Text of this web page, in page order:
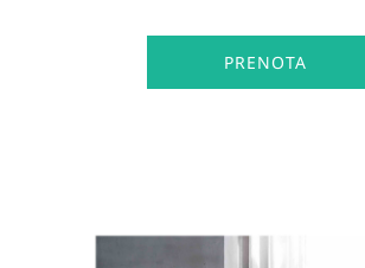
PRENOTA